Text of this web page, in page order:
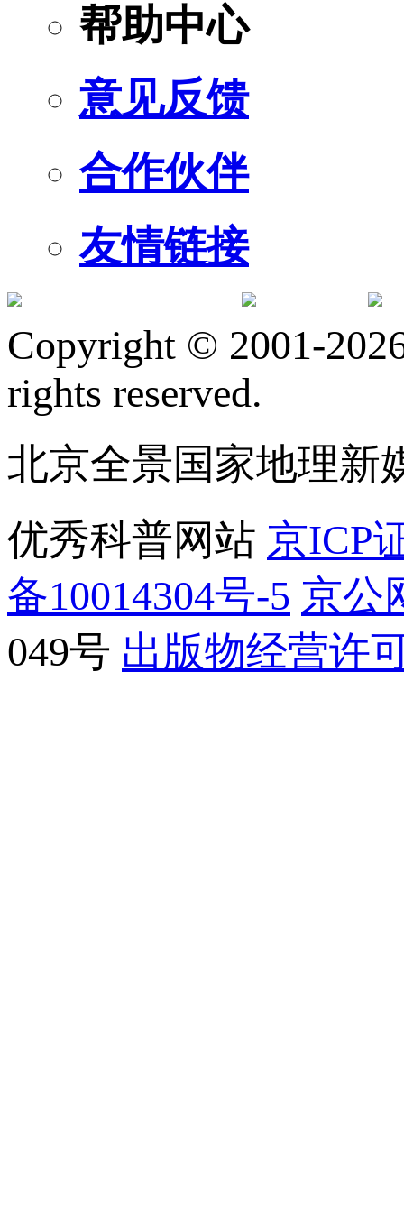
帮助中心
意见反馈
合作伙伴
友情链接
Copyright © 2001-
rights reserved.
北京全景国家地理新
优秀科普网站 京ICP
备10014304号-5 京公
049号 出版物经营许